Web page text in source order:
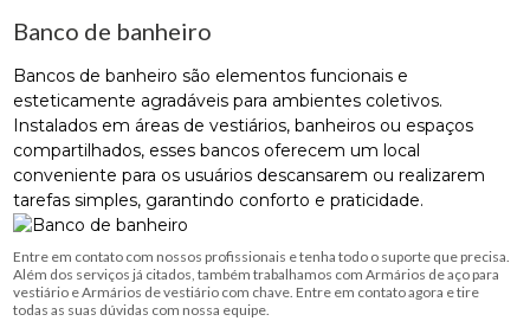
Banco de banheiro
Bancos de banheiro são elementos funcionais e
esteticamente agradáveis ​​para ambientes coletivos.
Instalados em áreas de vestiários, banheiros ou espaços
compartilhados, esses bancos oferecem um local
conveniente para os usuários descansarem ou realizarem
tarefas simples, garantindo conforto e praticidade.
Entre em contato com nossos profissionais e tenha todo o suporte que precisa.
Além dos serviços já citados, também trabalhamos com Armários de aço para
vestiário e Armários de vestiário com chave. Entre em contato agora e tire
todas as suas dúvidas com nossa equipe.